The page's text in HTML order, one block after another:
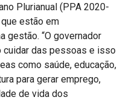
Plurianual (PPA 2020-
estão em
gestão. “O governador
cuidar das pessoas e isso
como saúde, educação,
para gerar emprego,
de vida dos